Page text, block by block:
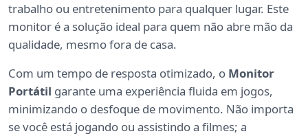
trabalho ou entretenimento para qualquer lugar. Este
monitor é a solução ideal para quem não abre mão da
qualidade, mesmo fora de casa.
Com um tempo de resposta otimizado, o Monitor
Portátil garante uma experiência fluida em jogos,
minimizando o desfoque de movimento. Não importa
se você está jogando ou assistindo a filmes; a